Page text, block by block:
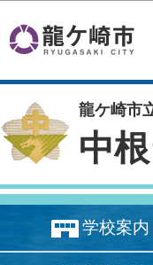
龍ケ崎市
中
学校案内